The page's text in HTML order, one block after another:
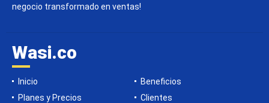
negocio transformado en ventas!
Wasi.co
Inicio
Beneficios
Planes y Precios
Clientes